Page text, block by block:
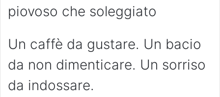
piovoso che soleggiato
Un caffè da gustare. Un bacio
da non dimenticare. Un sorriso
da indossare.